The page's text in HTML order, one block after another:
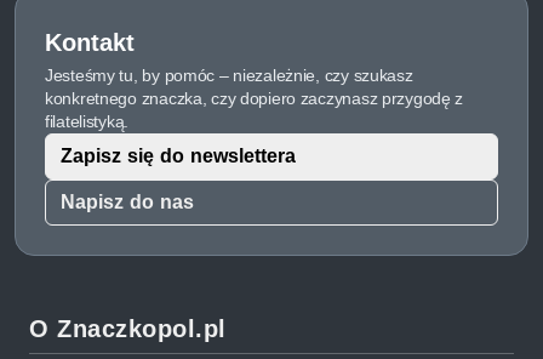
Kontakt
Jesteśmy tu, by pomóc – niezależnie, czy szukasz
konkretnego znaczka, czy dopiero zaczynasz przygodę z
filatelistyką.
Napisz do nas
Zapisz się do newslettera
O Znaczkopol.pl